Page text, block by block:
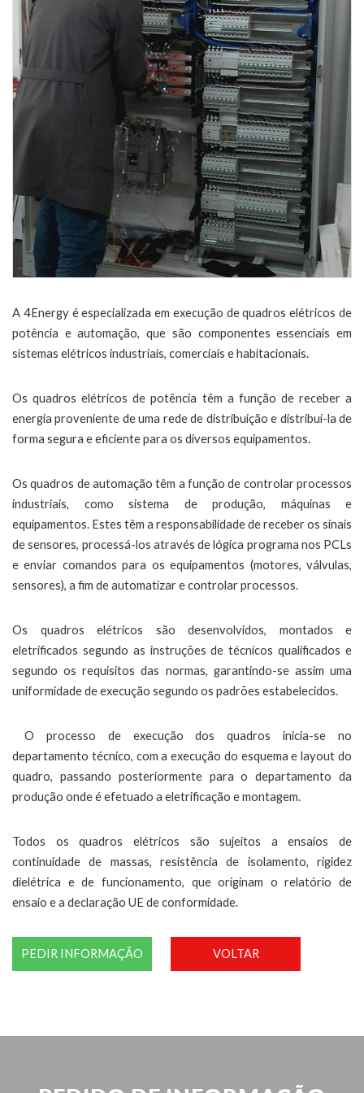
A 4Energy é especializada em execução de quadros elétricos de
potência e automação, que são componentes essenciais em
sistemas elétricos industriais, comerciais e habitacionais.
Os quadros elétricos de potência têm a função de receber a
energia proveniente de uma rede de distribuição e distribuí-la de
forma segura e eficiente para os diversos equipamentos.
Os quadros de automação têm a função de controlar processos
industriais, como sistema de produção, máquinas e
equipamentos. Estes têm a responsabilidade de receber os sinais
de sensores, processá-los através de lógica programa nos PCLs
e enviar comandos para os equipamentos (motores, válvulas,
sensores), a fim de automatizar e controlar processos.
Os quadros elétricos são desenvolvidos, montados e
eletrificados segundo as instruções de técnicos qualificados e
segundo os requisitos das normas, garantindo-se assim uma
uniformidade de execução segundo os padrões estabelecidos.
O processo de execução dos quadros inicia-se no
departamento técnico, com a execução do esquema e layout do
quadro, passando posteriormente para o departamento da
produção onde é efetuado a eletrificação e montagem.
Todos os quadros elétricos são sujeitos a ensaios de
continuidade de massas, resistência de isolamento, rigidez
dielétrica e de funcionamento, que originam o relatório de
ensaio e a declaração UE de conformidade.
PEDIR INFORMAÇÃO VOLTAR